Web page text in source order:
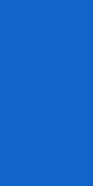
ဝန်ကြီးဌာန
ကြီးဌာန
ကြီးဌာန
ည်သူ့အင်အား